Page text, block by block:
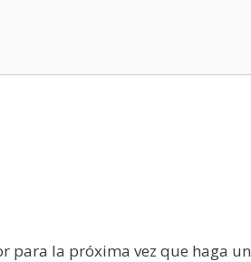
para la próxima vez que haga un